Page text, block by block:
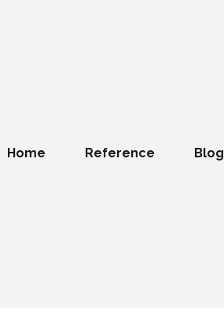
Home Reference Blog